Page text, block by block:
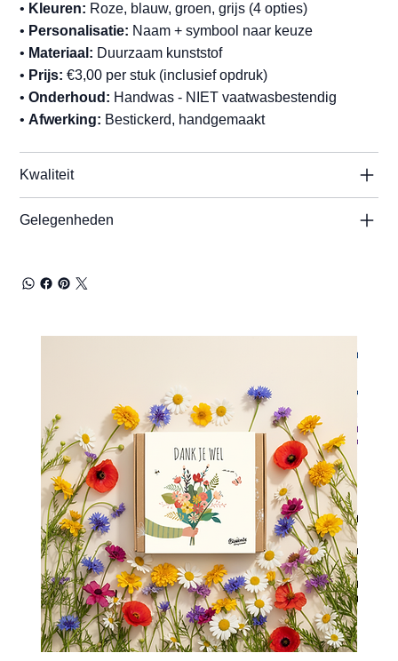
• Kleuren: Roze, blauw, groen, grijs (4 opties)
• Personalisatie: Naam + symbool naar keuze
• Materiaal: Duurzaam kunststof
• Prijs: €3,00 per stuk (inclusief opdruk)
•Onderhoud: Handwas - NIET vaatwasbestendig
•Afwerking: Bestickerd, handgemaakt
Kwaliteit
Gelegenheden